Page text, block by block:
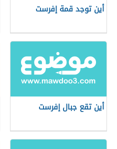
أين توجد قمة إفرست
أين تقع جبال إفرست